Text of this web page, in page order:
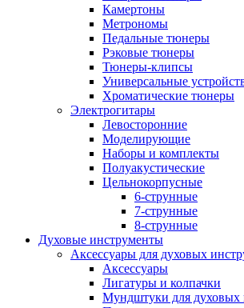
Камертоны
Метрономы
Педальные тюнеры
Рэковые тюнеры
Тюнеры-клипсы
Универсальные
Хроматические тюнеры
Электрогитары
Левосторонние
Моделирующие
Наборы и комплекты
Полуакустические
Цельнокорпусные
6-струнные
7-струнные
8-струнные
Духовые инструменты
Аксессуары для духовых
Аксессуары
Лигатуры и колпачки
Мундштуки для духовых